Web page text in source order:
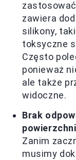
zastosować
zawiera
silikony,
toksyczne
Często
ponieważ
ale także
widoczne.
Brak
powierzchni
Zanim
musimy